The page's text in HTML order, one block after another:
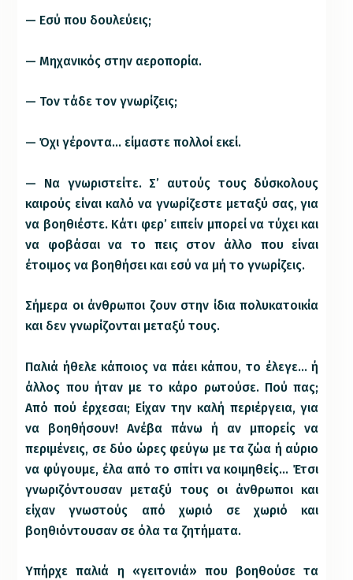
— Εσύ που δουλεύεις;
— Μηχανικός στην αεροπορία.
— Τον τάδε τον γνωρίζεις;
— Όχι γέροντα… είμαστε πολλοί εκεί.
— Να γνωριστείτε. Σ’ αυτούς τους δύσκολους
καιρούς είναι καλό να γνωρίζεστε μεταξύ σας, για
να βοηθιέστε. Κάτι φερ’ ειπείν μπορεί να τύχει και
να φοβάσαι να το πεις στον άλλο που είναι
έτοιμος να βοηθήσει και εσύ να μή το γνωρίζεις.
Σήμερα οι άνθρωποι ζουν στην ίδια πολυκατοικία
και δεν γνωρίζονται μεταξύ τους.
Παλιά ήθελε κάποιος να πάει κάπου, το έλεγε… ή
άλλος που ήταν με το κάρο ρωτούσε. Πού πας;
Από πού έρχεσαι; Είχαν την καλή περιέργεια, για
να βοηθήσουν! Ανέβα πάνω ή αν μπορείς να
περιμένεις, σε δύο ώρες φεύγω με τα ζώα ή αύριο
να φύγουμε, έλα από το σπίτι να κοιμηθείς… Έτσι
γνωριζόντουσαν μεταξύ τους οι άνθρωποι και
είχαν γνωστούς από χωριό σε χωριό και
βοηθιόντουσαν σε όλα τα ζητήματα.
Υπήρχε παλιά η «γειτονιά» που βοηθούσε τα